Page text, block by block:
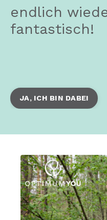
endlich
fantastisch!
JA, ICH BIN DABEI